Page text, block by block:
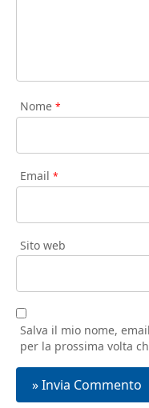
Nome *
Email *
Sito web
Salva il mio nome,
per la prossima volta